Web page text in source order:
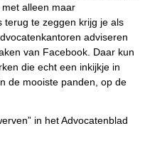
alleen maar
terug te zeggen krijg je als
adviseren
van Facebook. Daar kun
die echt een inkijkje in
de mooiste panden, op de
in het Advocatenblad